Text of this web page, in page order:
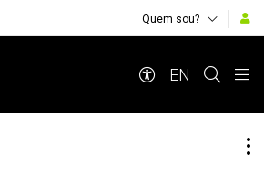
Quem sou?
EN